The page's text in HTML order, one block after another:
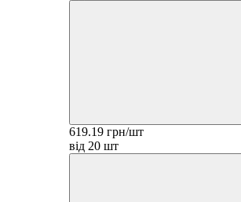
619.19 грн/шт
від 20 шт